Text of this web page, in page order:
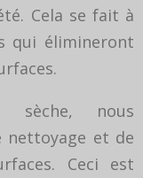
Cela se fait à
qui élimineront
nous
nettoyage et de
Ceci est